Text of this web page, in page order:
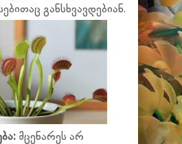
განსხვავდებიან.
მცენარეს არ